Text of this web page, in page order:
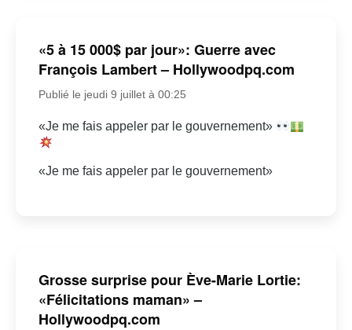
«5 à 15 000$ par jour»: Guerre avec
François Lambert – Hollywoodpq.com
Publié le jeudi 9 juillet à 00:25
«Je me fais appeler par le gouvernement»
«Je me fais appeler par le gouvernement»
Grosse surprise pour Ève-Marie Lortie:
«Félicitations maman» –
Hollywoodpq.com